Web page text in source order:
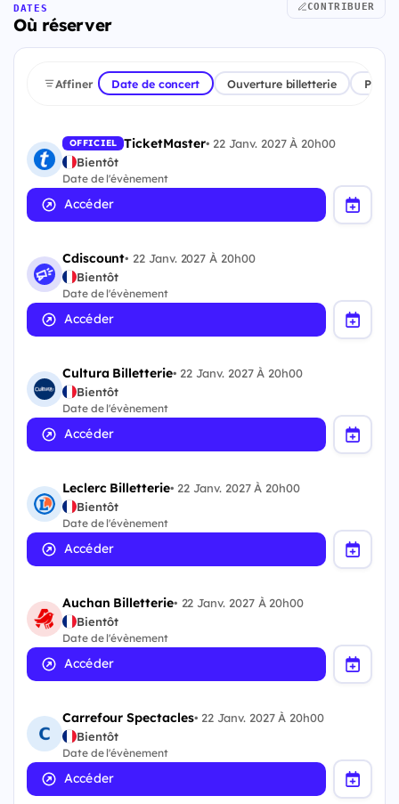
DATES
Où réserver
CONTRIBUER
Affiner Date de concert Ouverture billetterie
OFFICIEL TicketMaster• 22 Janv. 2027 À 20h00
Bientôt
Date de l'évènement
Accéder
Cdiscount• 22 Janv. 2027 À 20h00
Bientôt
Date de l'évènement
Accéder
Cultura Billetterie• 22 Janv. 2027 À 20h00
Bientôt
Date de l'évènement
Accéder
Leclerc Billetterie• 22 Janv. 2027 À 20h00
Bientôt
Date de l'évènement
Accéder
Auchan Billetterie• 22 Janv. 2027 À 20h00
Bientôt
Date de l'évènement
Accéder
Carrefour Spectacles• 22 Janv. 2027 À 20h00
Bientôt
Date de l'évènement
Accéder